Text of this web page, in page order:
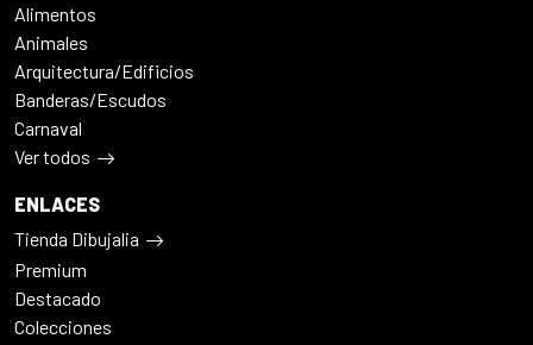
Alimentos
Animales
Arquitectura/Edificios
Banderas/Escudos
Carnaval
Ver todos
ENLACES
Tienda Dibujalia
Premium
Destacado
Colecciones